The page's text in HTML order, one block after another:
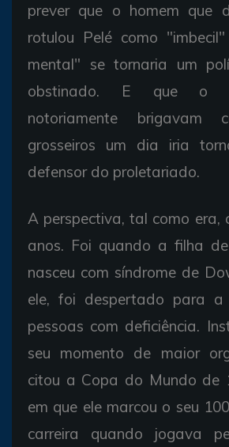
prever que o homem que
rotulou Pelé como
mental" se tornaria um
obstinado. E que o
notoriamente
grosseiros um dia iria
defensor do proletariado.
A perspectiva, tal como era,
anos. Foi quando a filha
nasceu com síndrome de
ele, foi despertado para
pessoas com deficiência.
seu momento de maior
citou a Copa do Mundo de
em que ele marcou o seu
carreira quando jogava